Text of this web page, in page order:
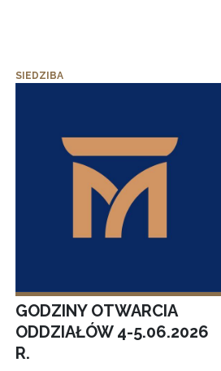
SIEDZIBA
GODZINY OTWARCIA
ODDZIAŁÓW 4-5.06.2026
R.